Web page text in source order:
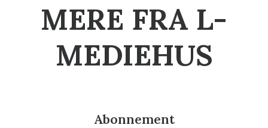
MERE FRA L-
MEDIEHUS
Abonnement